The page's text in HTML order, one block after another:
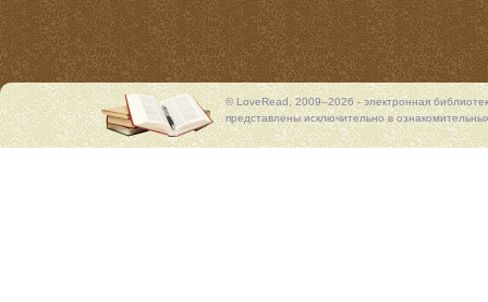
© LoveRead, 2009–2026 - электронная
представлены исключительно в